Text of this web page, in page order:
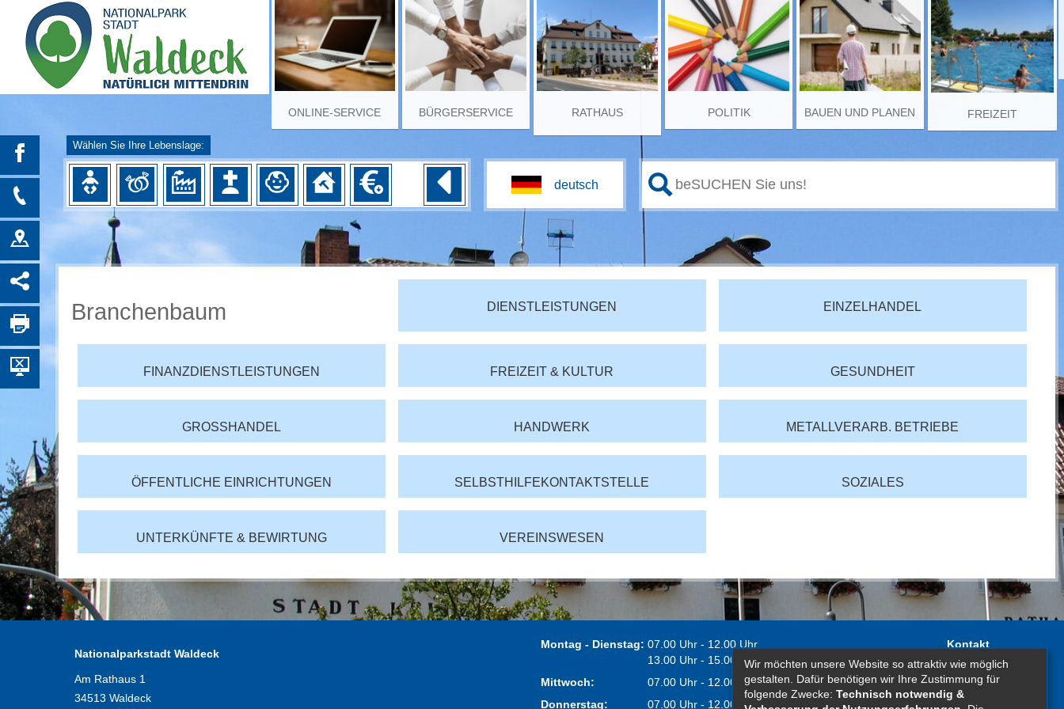
ONLINE-SERVICE BÜRGERSERVICE RATHAUS POLITIK BAUEN UND PLANEN FREIZEIT
Wählen Sie Ihre Lebenslage:
Branchenbaum DIENSTLEISTUNGEN EINZELHANDEL
FINANZDIENSTLEISTUNGEN FREIZEIT & KULTUR GESUNDHEIT
GROSSHANDEL HANDWERK METALLVERARB. BETRIEBE
ÖFFENTLICHE EINRICHTUNGEN SELBSTHILFEKONTAKTSTELLE SOZIALES
UNTERKÜNFTE & BEWIRTUNG VEREINSWESEN
Nationalparkstadt Waldeck
Am Rathaus 1
34513 Waldeck
Montag - Dienstag: 07.00 Uhr - 12.00 Uhr
13.00 Uhr - 15.00 Uhr
Mittwoch:
07.00 Uhr - 12.00 Uhr
Donnerstag:
07.00 Uhr - 12.00 Uhr
Kontakt
Impressum
Erklärung zur
Barrierefreiheit
Wir möchten unsere Website so attraktiv wie möglich
gestalten. Dafür benötigen wir Ihre Zustimmung für
folgende Zwecke: Technisch notwendig &